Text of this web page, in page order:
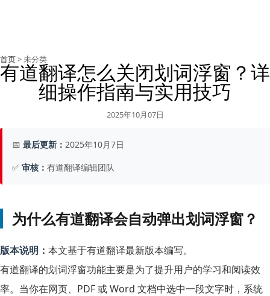
首页> 未分类
有道翻译怎么关闭划词浮窗？详
细操作指南与实用技巧
2025年10月07日
📅 最后更新： 2025年10月7日
✅ 审核： 有道翻译编辑团队
为什么有道翻译会自动弹出划词浮窗？
版本说明： 本文基于有道翻译最新版本编写。
有道翻译的划词浮窗功能主要是为了提升用户的学习和阅读效
率。当你在网页、PDF 或 Word 文档中选中一段文字时，系统